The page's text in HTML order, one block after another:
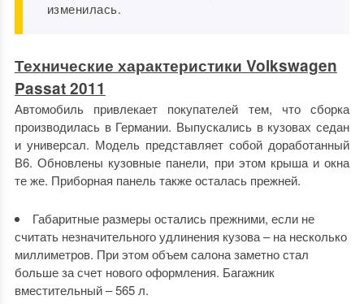
изменилась.
Технические характеристики Volkswagen
Passat 2011
Автомобиль привлекает покупателей тем, что сборка
производилась в Германии. Выпускались в кузовах седан
и универсал. Модель представляет собой доработанный
В6. Обновлены кузовные панели, при этом крыша и окна
те же. Приборная панель также осталась прежней.
Габаритные размеры остались прежними, если не
считать незначительного удлинения кузова – на несколько
миллиметров. При этом объем салона заметно стал
больше за счет нового оформления. Багажник
вместительный – 565 л.